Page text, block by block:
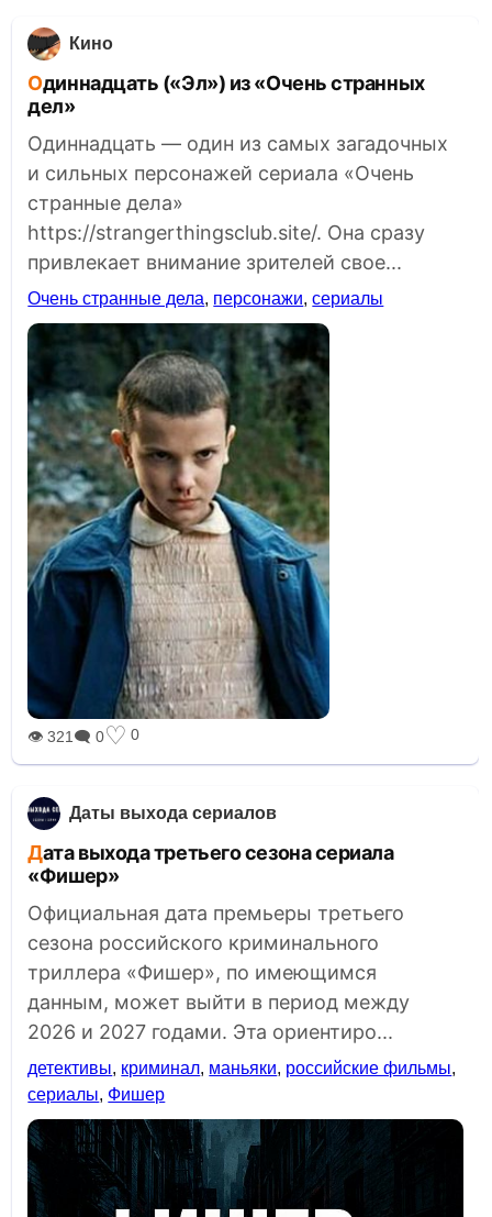
Кино
Одиннадцать («Эл») из «Очень странных
дел»
Одиннадцать — один из самых загадочных
и сильных персонажей сериала «Очень
странные дела»
https://strangerthingsclub.site/. Она сразу
привлекает внимание зрителей свое...
Очень странные дела, персонажи,сериалы
👁 321 🗨 0♡ 0
Даты выхода сериалов
Дата выхода третьего сезона сериала
«Фишер»
Официальная дата премьеры третьего
сезона российского криминального
триллера «Фишер», по имеющимся
данным, может выйти в период между
2026 и 2027 годами. Эта ориентиро...
детективы, криминал, маньяки, российские фильмы,
сериалы, Фишер